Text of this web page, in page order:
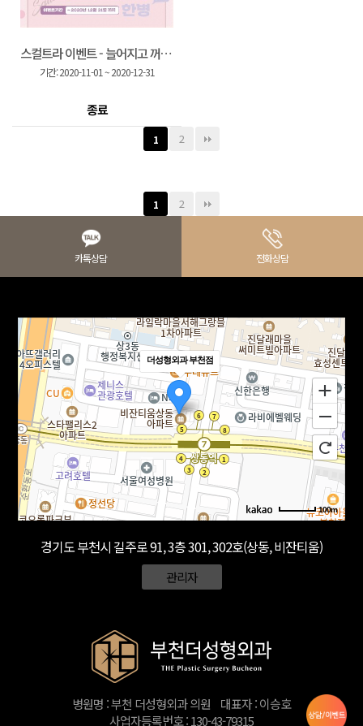
스컬트라 이벤트 - 늘어지고 꺼진 얼굴에 차오르는 생기볼륨!
기간:2020-11-01 ~2020-12-31
종료
1 2
1 2
카톡상담 전화상담
더성형외과 부천점
100m
경기도 부천시 길주로 91, 3층 301, 302호(상동, 비잔티움)
관리자
병원명 : 부천 더성형외과 의원
대표자 : 이승호
사업자등록번호 : 130-43-79315